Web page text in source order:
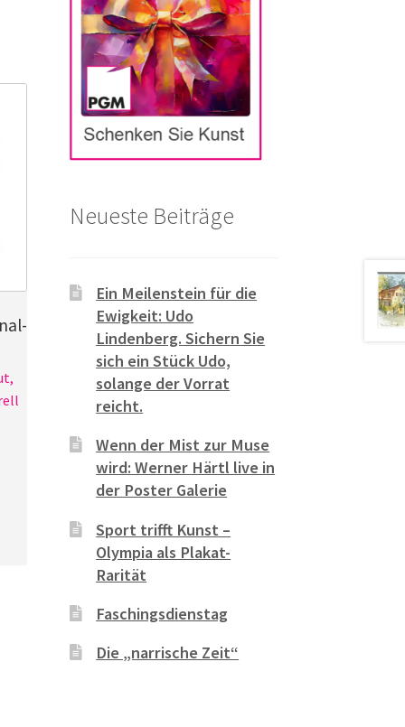
Neueste Beiträge
Ein Meilenstein für die
Ewigkeit: Udo
Lindenberg. Sichern Sie
sich ein Stück Udo,
solange der Vorrat
reicht.
Wenn der Mist zur Muse
wird: Werner Härtl live in
der Poster Galerie
Sport trifft Kunst –
Olympia als Plakat-
Rarität
Faschingsdienstag
Die „narrische Zeit“